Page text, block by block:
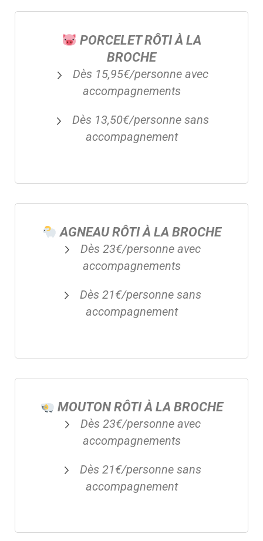
PORCELET RÔTI À LA
BROCHE
Dès 15,95€/personne avec
accompagnements
Dès 13,50€/personne sans
accompagnement
AGNEAU RÔTI À LA BROCHE
Dès 23€/personne avec
accompagnements
Dès 21€/personne sans
accompagnement
MOUTON RÔTI À LA BROCHE
Dès 23€/personne avec
accompagnements
Dès 21€/personne sans
accompagnement